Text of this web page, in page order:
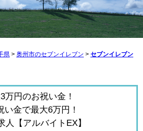
県 > 奥州市のセブンイレブン > セブンイレブン
万円のお祝い金！
い金で最大6万円！
人【アルバイトEX】